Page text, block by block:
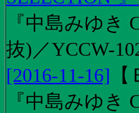
『中島みゆき
抜)／YCCW-
[2016-11-16] 【
『中島みゆき